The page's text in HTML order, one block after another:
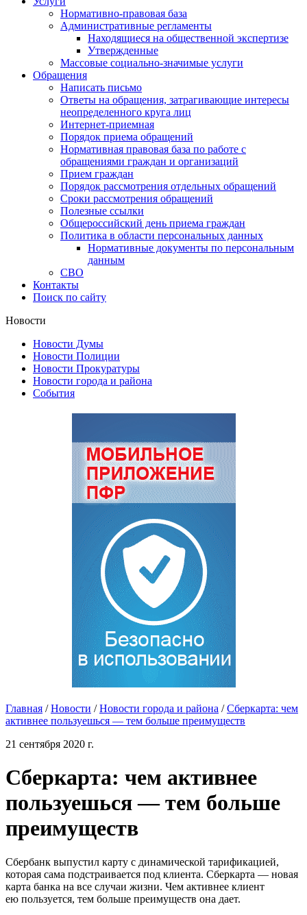
Нормативно-правовая база
Административные регламенты
Находящиеся на общественной экспертизе
Утвержденные
Массовые социально-значимые услуги
Обращения
Написать письмо
Ответы на обращения, затрагивающие интересы
неопределенного круга лиц
Интернет-приемная
Порядок приема обращений
Нормативная правовая база по работе с
обращениями граждан и организаций
Прием граждан
Порядок рассмотрения отдельных обращений
Сроки рассмотрения обращений
Полезные ссылки
Общероссийский день приема граждан
Политика в области персональных данных
Нормативные документы по персональным
данным
СВО
Контакты
Поиск по сайту
Новости
Новости Думы
Новости Полиции
Новости Прокуратуры
Новости города и района
События
Главная / Новости / Новости города и района / Сберкарта: чем
активнее пользуешься — тем больше преимуществ
21 сентября 2020 г.
Сберкарта: чем активнее
пользуешься — тем больше
преимуществ
Сбербанк выпустил карту с динамической тарификацией,
которая сама подстраивается под клиента. Сберкарта — новая
карта банка на все случаи жизни. Чем активнее клиент
ею пользуется, тем больше преимуществ она дает.